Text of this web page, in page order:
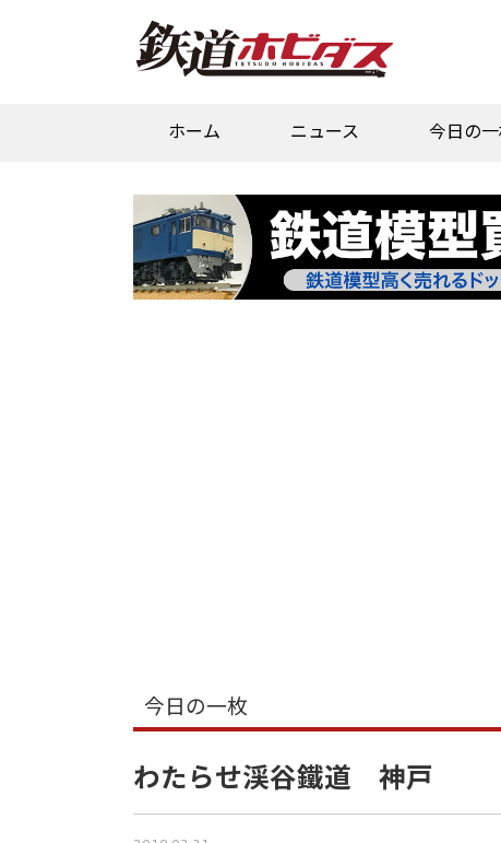
ホーム ニュース 今日の
今日の一枚
わたらせ渓谷鐵道 神戸